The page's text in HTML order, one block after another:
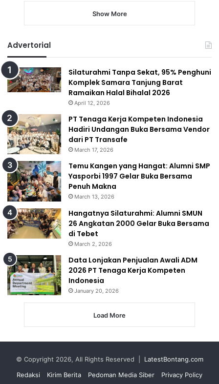
Show More
Advertorial
Silaturahmi Tanpa Sekat, 95% Penghuni
Komplek Samara Tanjung Barat
Ramaikan Halal Bihalal 2026
April 12, 2026
PT Tenaga Kerja Kompeten Indonesia
Hadiri Undangan Buka Bersama Vendor
dari PT Transafe
March 17, 2026
Temu Kangen yang Hangat: Alumni SMP
Yasporbi 1997 Gelar Buka Bersama
Penuh Makna
March 13, 2026
Hangatnya Silaturahmi: Alumni SMUN
26 Angkatan 2000 Gelar Buka Bersama
di Tebet
March 2, 2026
Data Lonjakan Penjualan Awali ADM
2026 PT Tenaga Kerja Kompeten
Indonesia
January 20, 2026
Load More
© Copyright 2026, All Rights Reserved | LatestBontang.com
Redaksi
Kirim Berita Pedoman Media Siber Privacy Policy